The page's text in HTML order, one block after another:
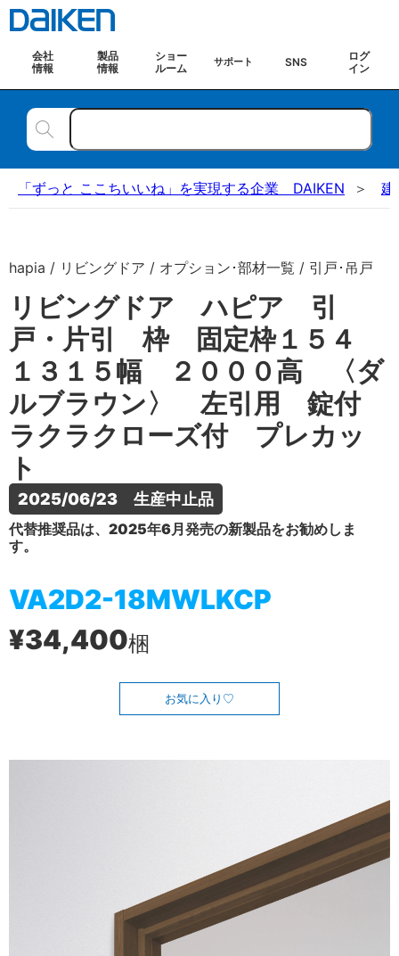
会社
情報
製品
情報
ショー
ルーム
サポート SNS
ログ
イン
「ずっと ここちいいね」を実現する企業 DAIKEN 建
hapia / リビングドア / オプション･部材一覧 / 引戸･吊戸
リビングドア ハピア 引
戸・片引 枠 固定枠１５４
１３１５幅 ２０００高 〈ダ
ルブラウン〉 左引用 錠付
ラクラクローズ付 プレカッ
ト
2025/06/23　生産中止品
代替推奨品は、2025年6月発売の新製品をお勧めしま
す。
VA2D2-18MWLKCP
¥34,400梱
お気に入り